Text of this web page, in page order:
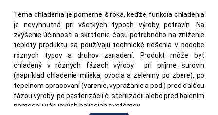
Téma chladenia je pomerne široká, keďže funkcia chladenia
je nevyhnutná pri všetkých typoch výroby potravín. Na
zvýšenie účinnosti a skrátenie času potrebného na zníženie
teploty produktu sa používajú technické riešenia v podobe
rôznych typov a druhov zariadení. Produkt môže byť
chladený v rôznych fázach výroby pri príjme surovín
(napríklad chladenie mlieka, ovocia a zeleniny po zbere), po
tepelnom spracovaní (varenie, vyprážanie a pod.) pred ďalšou
fázou výroby, po pasterizácii či sterilizácii alebo pred balením
pomocou vákuových baliacich systémov.